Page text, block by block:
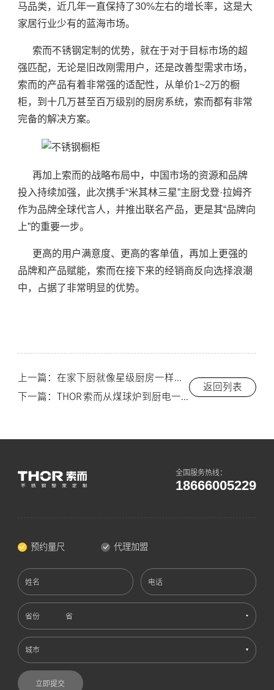
马品类，近几年一直保持了30%左右的增长率，这是大
家居行业少有的蓝海市场。
索而不锈钢定制的优势，就在于对于目标市场的超
强匹配，无论是旧改刚需用户，还是改善型需求市场，
索而的产品有着非常强的适配性，从单价1~2万的橱
柜，到十几万甚至百万级别的厨房系统，索而都有非常
完备的解决方案。
再加上索而的战略布局中，中国市场的资源和品牌
投入持续加强，此次携手“米其林三星”主厨戈登·拉姆齐
作为品牌全球代言人，并推出联名产品，更是其“品牌向
上”的重要一步。
更高的用户满意度、更高的客单值，再加上更强的
品牌和产品赋能，索而在接下来的经销商反向选择浪潮
中，占据了非常明显的优势。
返回列表
全国服务热线：
18666005229
预约量尺 代理加盟
姓名 电话
省份
城市
立即提交